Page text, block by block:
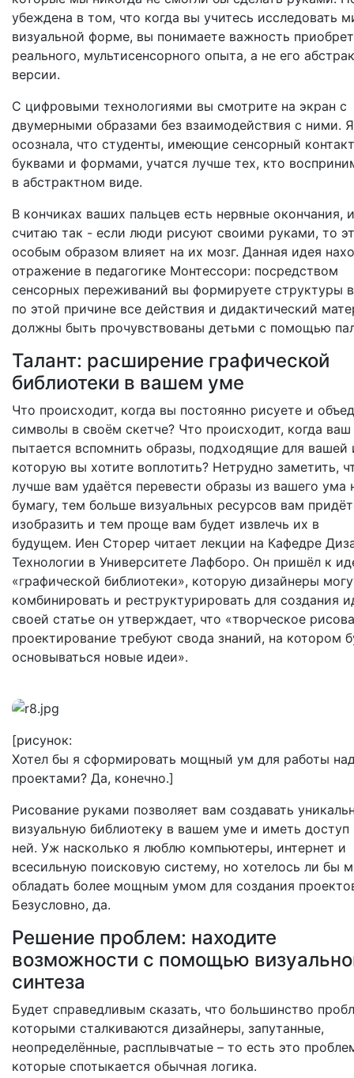
убеждена в том, что когда вы учитесь исследовать
визуальной форме, вы понимаете важность
реального, мультисенсорного опыта, а не его
версии.
С цифровыми технологиями вы смотрите на экран с
двумерными образами без взаимодействия с ними. Я
осознала, что студенты, имеющие сенсорный
буквами и формами, учатся лучше тех, кто
в абстрактном виде.
В кончиках ваших пальцев есть нервные окончания,
считаю так - если люди рисуют своими руками, то
особым образом влияет на их мозг. Данная идея
отражение в педагогике Монтессори: посредством
сенсорных переживаний вы формируете структуры
по этой причине все действия и дидактический
должны быть прочувствованы детьми с помощью
Талант: расширение графической
библиотеки в вашем уме
Что происходит, когда вы постоянно рисуете и
символы в своём скетче? Что происходит, когда ваш
пытается вспомнить образы, подходящие для вашей
которую вы хотите воплотить? Нетрудно заметить,
лучше вам удаётся перевести образы из вашего ума
бумагу, тем больше визуальных ресурсов вам
изобразить и тем проще вам будет извлечь их в
будущем. Иен Сторер читает лекции на Кафедре
Технологии в Университете Лафборо. Он пришёл к
«графической библиотеки», которую дизайнеры
комбинировать и реструктурировать для создания
своей статье он утверждает, что «творческое
проектирование требуют свода знаний, на котором
основываться новые идеи».
[рисунок:
Хотел бы я сформировать мощный ум для работы
проектами? Да, конечно.]
Рисование руками позволяет вам создавать
визуальную библиотеку в вашем уме и иметь доступ
ней. Уж насколько я люблю компьютеры, интернет и
всесильную поисковую систему, но хотелось ли бы
обладать более мощным умом для создания
Безусловно, да.
Решение проблем: находите
возможности с помощью
синтеза
Будет справедливым сказать, что большинство
которыми сталкиваются дизайнеры, запутанные,
неопределённые, расплывчатые – то есть это
которые спотыкается обычная логика.